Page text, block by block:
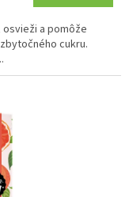
a pomôže
cukru.